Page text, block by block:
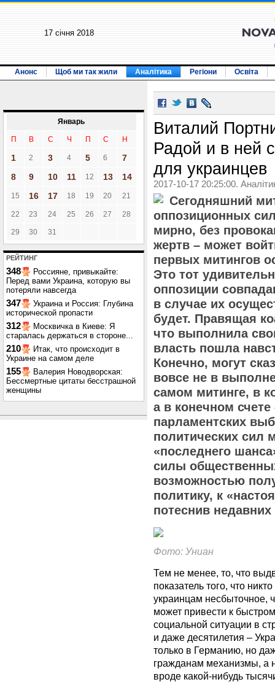
17 січня 2018
Анонс Щоб ми так жили Аналітика Регіони Освіта
Январь
П В С Ч П С Н
1 2 3 4 5 6
7
8
9 10 11 12 13 14
15 16 17 18 19 20 21
22 23 24 25 26 27 28
29 30 31
РЕЙТИНГ
348
Россияне, привыкайте:
Перед вами Украина, которую вы
потеряли навсегда
347
Украина и Россия: Глубина
исторической пропасти
312
Москвичка в Киеве: Я
старалась держаться в стороне...
210
Итак, что происходит в
Украине на самом деле
155
Валерия Новодворская:
Бессмертные цитаты бесстрашной
женщины
Виталий
Радой и в ней
для украинцев
2017-10-17 20:25:00.
Сегодняшний
оппозиционных
мирно, без
жертв – может
первых митингов
Это тот
оппозиции
в случае их
будет. Правящая
что выполнила
власть пошла
Конечно, могут
вовсе не в
самом митинге, в
а в конечном
парламентских
политических сил
«последнего
силы
возможностью
политику, к
потеснив
Фото: Униан
Тем не менее, то, что
показатель того, что
украинцам несбыточное,
может привести к
социальной ситуации в
и даже десятилетия –
только в Германию, но
гражданам механизмы, а
вроде какой-нибудь